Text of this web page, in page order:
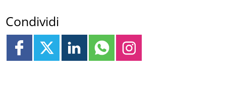
Condividi